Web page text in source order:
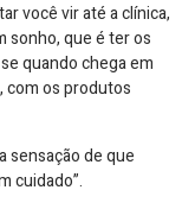
você vir até a clínica,
sonho, que é ter os
quando chega em
com os produtos
sensação de que
cuidado”.